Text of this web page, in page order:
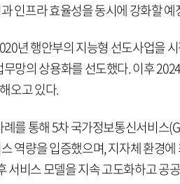
인프라 효율성을 동시에 강화할 예
년 행안부의 지능형 선도사업을
무망의 상용화를 선도했다. 이후
오고 있다.
례를 통해 5차 국가정보통신서비스
역량을 입증했으며, 지자체 환경
서비스 모델을 지속 고도화하고 공